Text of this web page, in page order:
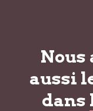
Nous
aussi
dans